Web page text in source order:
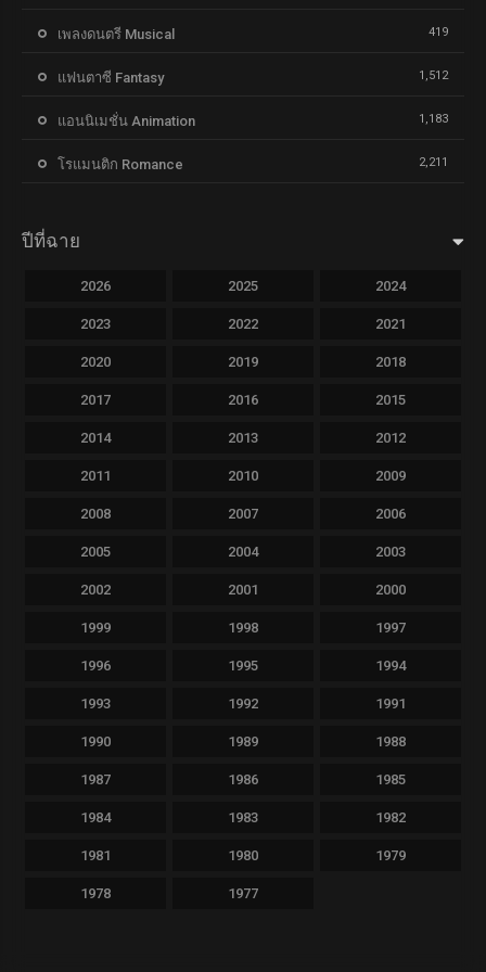
เพลงดนตรี Musical 419
แฟนตาซี Fantasy 1,512
แอนนิเมชั่น Animation 1,183
โรแมนติก Romance 2,211
ปีที่ฉาย
2026 2025 2024
2023 2022 2021
2020 2019 2018
2017 2016 2015
2014 2013 2012
2011 2010 2009
2008 2007 2006
2005 2004 2003
2002 2001 2000
1999 1998 1997
1996 1995 1994
1993 1992 1991
1990 1989 1988
1987 1986 1985
1984 1983 1982
1981 1980 1979
1978 1977